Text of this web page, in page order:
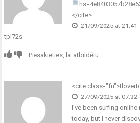
</cite>
21/09/2025 at 21:41
tpl72s
Piesakieties, lai atbildētu
<cite
27/09/2025 at 07:32
I’ve been surfing
today, but I never